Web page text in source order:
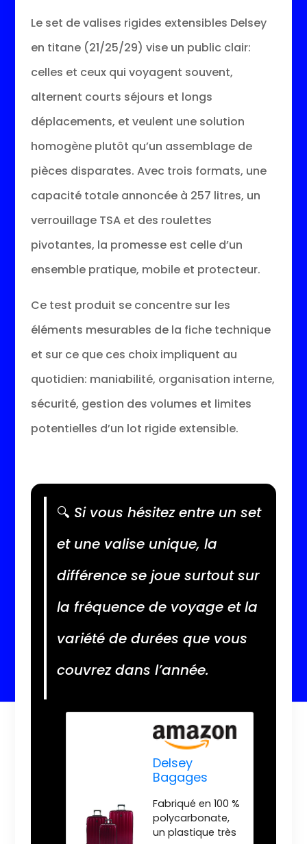
Le set de valises rigides extensibles Delsey
en titane (21/25/29) vise un public clair:
celles et ceux qui voyagent souvent,
alternent courts séjours et longs
déplacements, et veulent une solution
homogène plutôt qu’un assemblage de
pièces disparates. Avec trois formats, une
capacité totale annoncée à 257 litres, un
verrouillage TSA et des roulettes
pivotantes, la promesse est celle d’un
ensemble pratique, mobile et protecteur.
Ce test produit se concentre sur les
éléments mesurables de la fiche technique
et sur ce que ces choix impliquent au
quotidien: maniabilité, organisation interne,
sécurité, gestion des volumes et limites
potentielles d’un lot rigide extensible.
🔍 Si vous hésitez entre un set
et une valise unique, la
différence se joue surtout sur
la fréquence de voyage et la
variété de durées que vous
couvrez dans l’année.
Delsey
Bagages
Extensibles en
Titane 48 x 63
x 73 cm,
Fabriqué en 100 %
polycarbonate,
un plastique très